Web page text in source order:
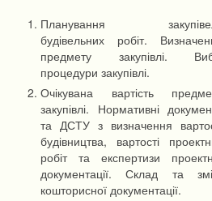
Планування
будівельних робіт.
предмету закупівлі.
процедури закупівлі.
Очікувана вартість
закупівлі. Нормативні
та ДСТУ з визначення
будівництва, вартості
робіт та експертизи
документації. Склад та
кошторисної документації.